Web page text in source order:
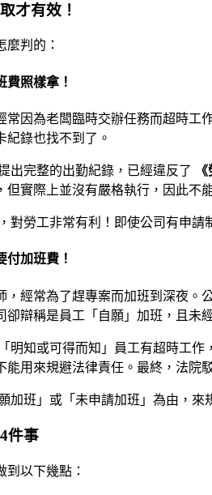
才有效！
麼判的：
費照樣拿！
常因為老闆臨時交辦任務而超時
紀錄也找不到了。
出完整的出勤紀錄，已經違反了
實際上並沒有嚴格執行，因此不
對勞工非常有利！即使公司有申
付加班費！
，經常為了趕專案而加班到深夜
辯稱是員工「自願」加班，且未
明知或可得而知」員工有超時工
用來規避法律責任。最終，法院
加班」或「未申請加班」為由，
件事
以下幾點：